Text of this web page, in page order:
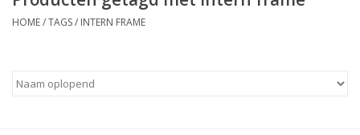
FAQ
HOME/TAGS/ INTERN FRAME